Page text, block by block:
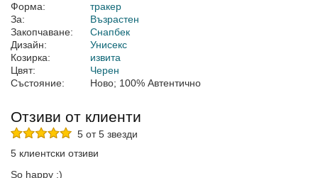
Форма:
тракер
За:
Възрастен
Закопчаване:
Снапбек
Дизайн:
Унисекс
Козирка:
извита
Цвят:
Черен
Състояние:
Ново; 100% Автентично
Отзиви от клиенти
5 от 5 звезди
5 клиентски отзиви
So happy :)